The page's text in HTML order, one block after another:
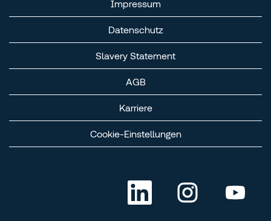
Impressum
Datenschutz
Slavery Statement
AGB
Karriere
Cookie-Einstellungen
W
W